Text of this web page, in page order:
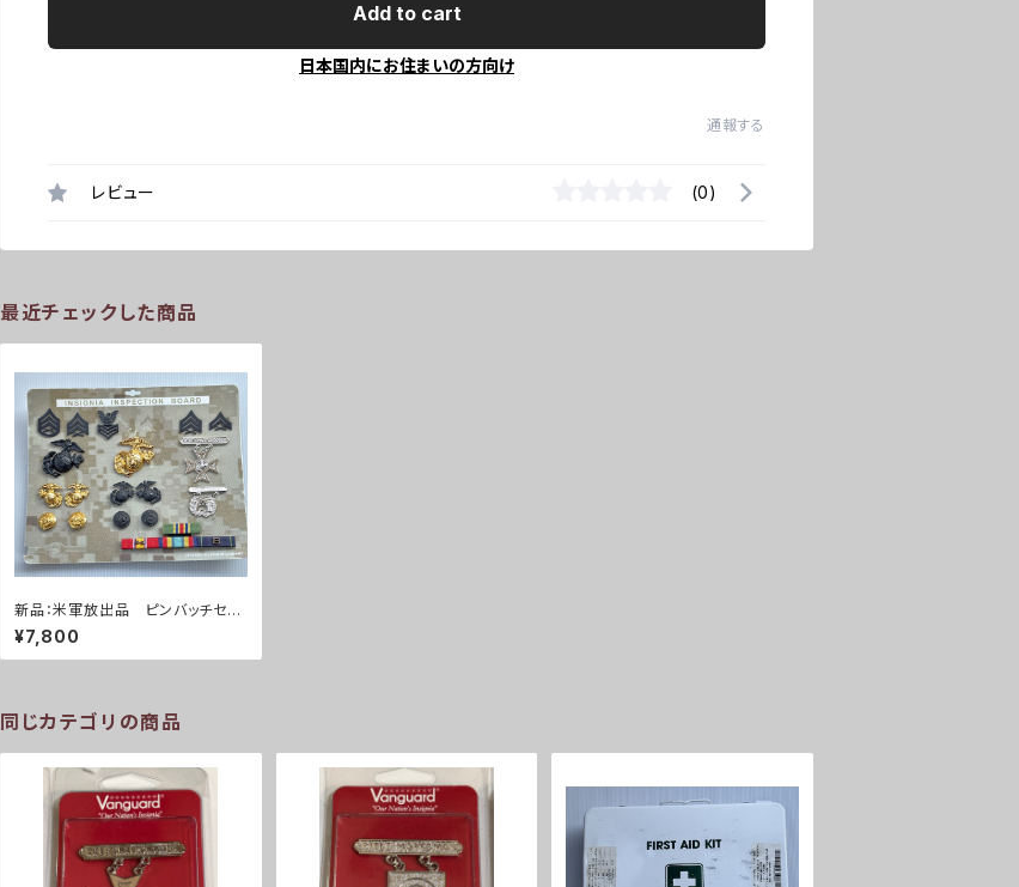
Add to cart
日本国内にお住まいの方向け
通報する
レビュー (0)
最近チェックした商品
新品：米軍放出品 ピンバッチセッ
ト(A0271)
¥7,800
同じカテゴリの商品